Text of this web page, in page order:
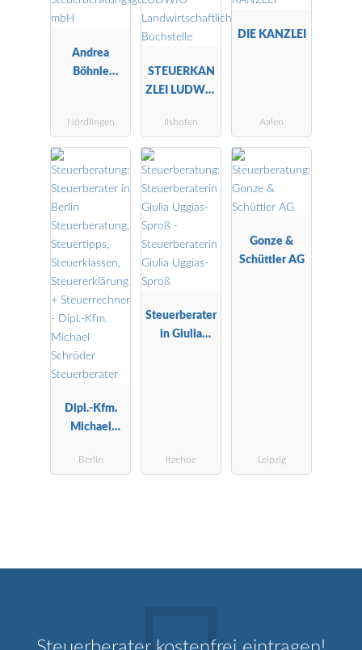
Andrea
Böhnle
ft mbH
Nördlingen
STEUERKAN
ZLEI LUDWIG
Landwirtscha
ftliche
Buchstelle
Ilshofen
DIE KANZLEI
Aalen
Dipl.-Kfm.
Michael
Steuerberater
Berlin
Steuerberater
in Giulia
Itzehoe
Gonze &
Schüttler AG
Leipzig